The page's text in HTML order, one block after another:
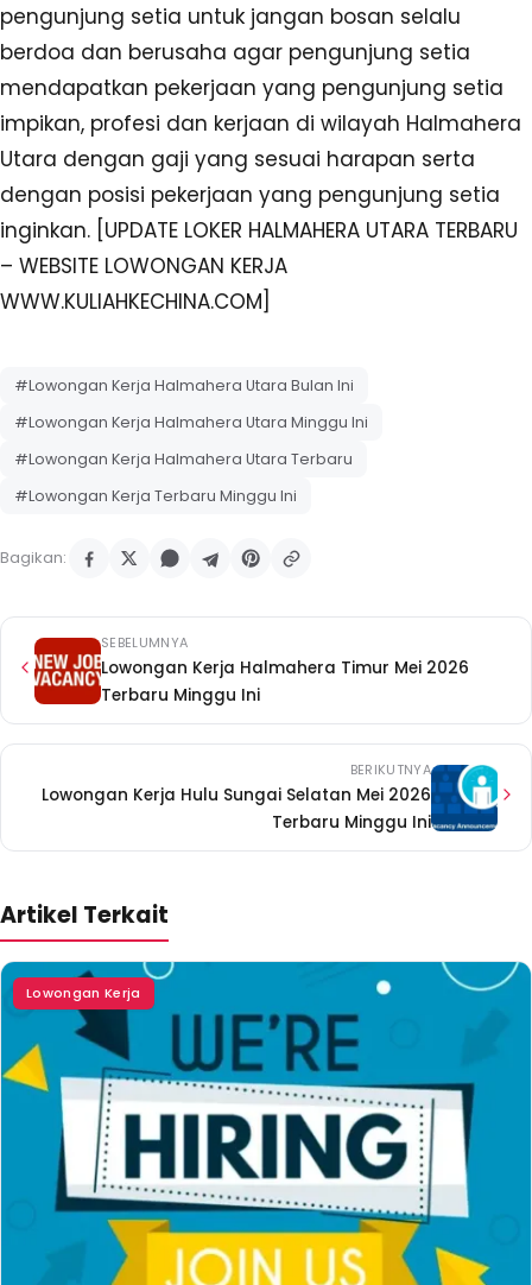
pengunjung setia untuk jangan bosan selalu
berdoa dan berusaha agar pengunjung setia
mendapatkan pekerjaan yang pengunjung setia
impikan, profesi dan kerjaan di wilayah Halmahera
Utara dengan gaji yang sesuai harapan serta
dengan posisi pekerjaan yang pengunjung setia
inginkan. [UPDATE LOKER HALMAHERA UTARA TERBARU
– WEBSITE LOWONGAN KERJA
WWW.KULIAHKECHINA.COM]
#Lowongan Kerja Halmahera Utara Bulan Ini
#Lowongan Kerja Halmahera Utara Minggu Ini
#Lowongan Kerja Halmahera Utara Terbaru
#Lowongan Kerja Terbaru Minggu Ini
Bagikan:
SEBELUMNYA
Lowongan Kerja Halmahera Timur Mei 2026
Terbaru Minggu Ini
BERIKUTNYA
Lowongan Kerja Hulu Sungai Selatan Mei 2026
Terbaru Minggu Ini
Artikel Terkait
Lowongan Kerja